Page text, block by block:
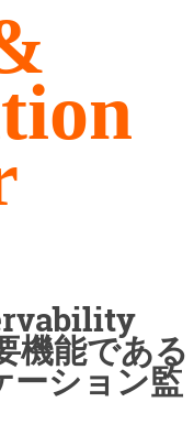
機能である
ーション監